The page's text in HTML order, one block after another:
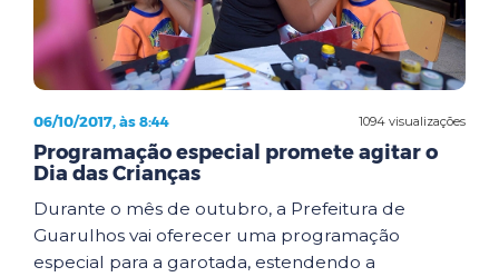
1094 visualizações
06/10/2017, às 8:44
Programação especial promete agitar o
Dia das Crianças
Durante o mês de outubro, a Prefeitura de
Guarulhos vai oferecer uma programação
especial para a garotada, estendendo a